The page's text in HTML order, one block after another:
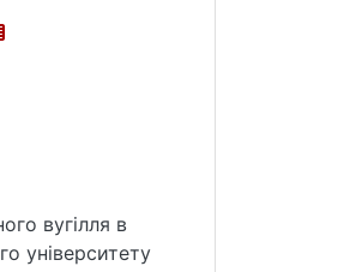
вугілля в
університету